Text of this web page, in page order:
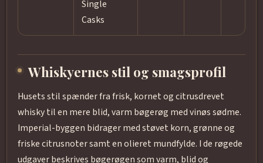
Single
Casks
Whiskyernes stil og smagsprofil
Husets stil spænder fra frisk, kornet og citrusdrevet
whisky til en mere blid, varm bøgerøg med vinøs sødme.
Imperial-byggen bidrager med støvet korn, grønne og
friske citrusnoter samt en olieret mundfylde. I de røgede
udgaver beskrives bøgerøgen som varm, blid og